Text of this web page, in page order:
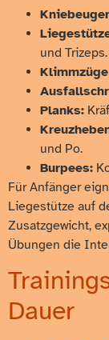
und Trizeps.
Planks:
und Po.
Burpees:
Für Anfänger
Liegestütze auf
Zusatzgewicht,
Übungen die
Dauer